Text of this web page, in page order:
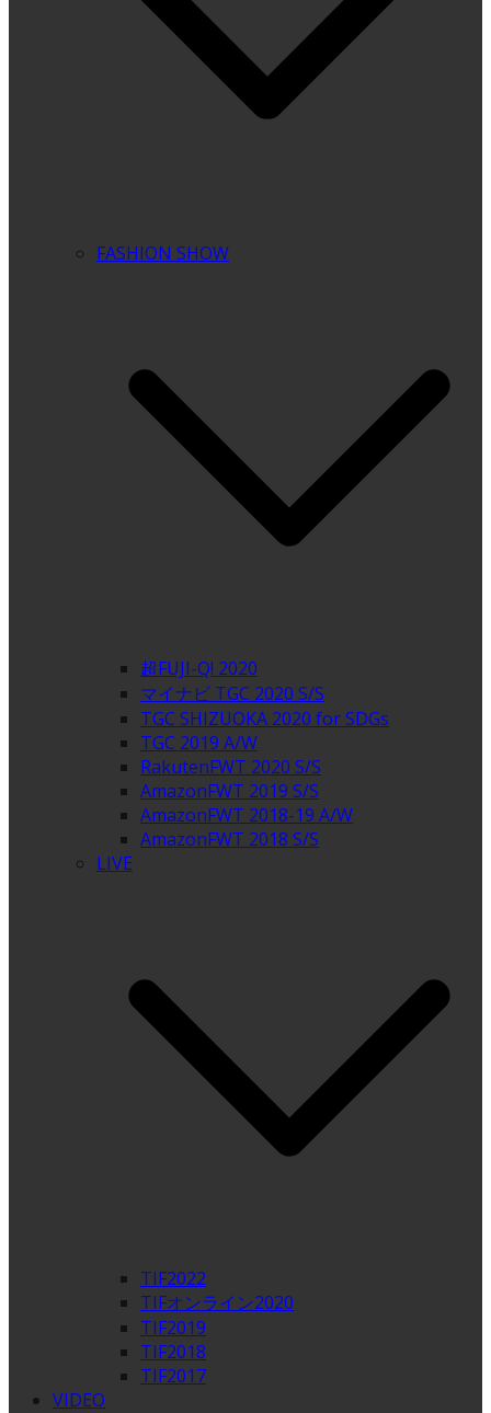
FASHION SHOW
超FUJI-Q! 2020
マイナビ TGC 2020 S/S
TGC SHIZUOKA 2020 for SDGs
TGC 2019 A/W
RakutenFWT 2020 S/S
AmazonFWT 2019 S/S
AmazonFWT 2018-19 A/W
AmazonFWT 2018 S/S
LIVE
TIF2022
TIFオンライン2020
TIF2019
TIF2018
TIF2017
VIDEO